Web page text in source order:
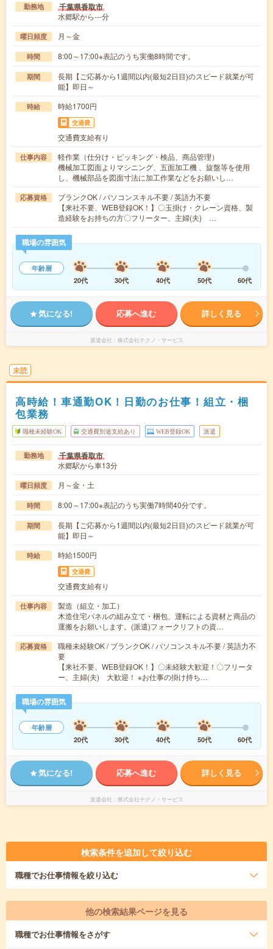
勤務地 千葉県香取市
水郷駅から---分
曜日頻度 月～金
時間 8:00～17:00※表記のうち実働8時間です。
期間
長期【ご応募から1週間以内(最短2日目)のスピード就業が可
能】即日～
時給 時給1700円
交通費
交通費支給有り
仕事内容
軽作業（仕分け・ピッキング・検品、商品管理）
機械加工図面よりマシニング、五面加工機 、旋盤等を使用
し、機械部品を図面寸法に加工作業などをお願いし…
応募資格
ブランクOK / パソコンスキル不要 / 英語力不要
【来社不要、WEB登録OK！】〇玉掛け・クレーン資格、製
造経験をお持ちの方〇フリーター、主婦(夫) …
職場の雰囲気
年齢層
20代
30代 40代 50代 60代
気になる! 応募へ進む 詳しく見る
派遣会社 株式会社テクノ・サービス
未読
高時給！車通勤OK！日勤のお仕事！組立・梱
包業務
職種未経験OK 交通費別途支給あり WEB登録OK 派遣
勤務地 千葉県香取市
水郷駅から車13分
曜日頻度 月～金・土
時間 8:00～17:00※表記のうち実働7時間40分です。
期間
長期【ご応募から1週間以内(最短2日目)のスピード就業が可
能】即日～
時給 時給1500円
交通費
交通費支給有り
仕事内容
製造（組立・加工）
木造住宅パネルの組み立て・梱包、運転による資材と商品の
運搬をお願いします。(派遣)フォークリフトの資…
応募資格
職種未経験OK / ブランクOK / パソコンスキル不要 / 英語力不
要
【来社不要、WEB登録OK！】〇未経験大歓迎！〇フリータ
ー、主婦(夫) 大歓迎！ ※お仕事の掛け持ち…
職場の雰囲気
年齢層
20代
30代 40代 50代 60代
気になる! 応募へ進む 詳しく見る
派遣会社 株式会社テクノ・サービス
検索条件を追加して絞り込む
職種でお仕事情報を絞り込む
他の検索結果ページを見る
職種でお仕事情報をさがす